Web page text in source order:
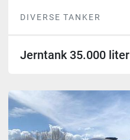
DIVERSE TANKER
Jerntank 35.000 liter